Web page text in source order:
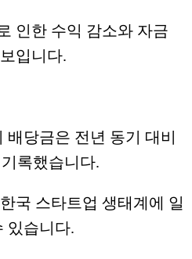
인한 수익 감소와 자금
입니다.
당금은 전년 동기 대비
록했습니다.
국 스타트업 생태계에 일
있습니다.